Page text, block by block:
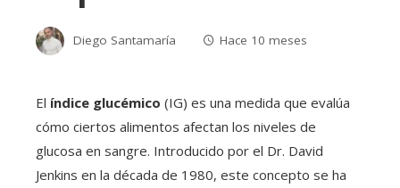
Diego Santamaría Hace 10 meses
El índice glucémico (IG) es una medida que evalúa
cómo ciertos alimentos afectan los niveles de
glucosa en sangre. Introducido por el Dr. David
Jenkins en la década de 1980, este concepto se ha